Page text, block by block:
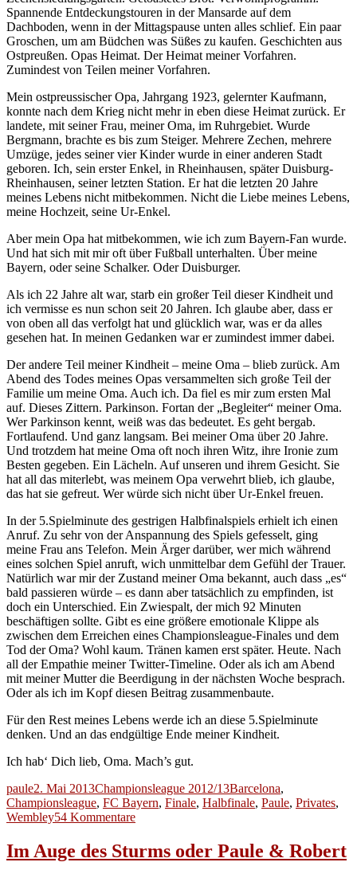
Spannende Entdeckungstouren in der Mansarde auf dem
Dachboden, wenn in der Mittagspause unten alles schlief. Ein paar
Groschen, um am Büdchen was Süßes zu kaufen. Geschichten aus
Ostpreußen. Opas Heimat. Der Heimat meiner Vorfahren.
Zumindest von Teilen meiner Vorfahren.
Mein ostpreussischer Opa, Jahrgang 1923, gelernter Kaufmann,
konnte nach dem Krieg nicht mehr in eben diese Heimat zurück. Er
landete, mit seiner Frau, meiner Oma, im Ruhrgebiet. Wurde
Bergmann, brachte es bis zum Steiger. Mehrere Zechen, mehrere
Umzüge, jedes seiner vier Kinder wurde in einer anderen Stadt
geboren. Ich, sein erster Enkel, in Rheinhausen, später Duisburg-
Rheinhausen, seiner letzten Station. Er hat die letzten 20 Jahre
meines Lebens nicht mitbekommen. Nicht die Liebe meines Lebens,
meine Hochzeit, seine Ur-Enkel.
Aber mein Opa hat mitbekommen, wie ich zum Bayern-Fan wurde.
Und hat sich mit mir oft über Fußball unterhalten. Über meine
Bayern, oder seine Schalker. Oder Duisburger.
Als ich 22 Jahre alt war, starb ein großer Teil dieser Kindheit und
ich vermisse es nun schon seit 20 Jahren. Ich glaube aber, dass er
von oben all das verfolgt hat und glücklich war, was er da alles
gesehen hat. In meinen Gedanken war er zumindest immer dabei.
Der andere Teil meiner Kindheit – meine Oma – blieb zurück. Am
Abend des Todes meines Opas versammelten sich große Teil der
Familie um meine Oma. Auch ich. Da fiel es mir zum ersten Mal
auf. Dieses Zittern. Parkinson. Fortan der „Begleiter“ meiner Oma.
Wer Parkinson kennt, weiß was das bedeutet. Es geht bergab.
Fortlaufend. Und ganz langsam. Bei meiner Oma über 20 Jahre.
Und trotzdem hat meine Oma oft noch ihren Witz, ihre Ironie zum
Besten gegeben. Ein Lächeln. Auf unseren und ihrem Gesicht. Sie
hat all das miterlebt, was meinem Opa verwehrt blieb, ich glaube,
das hat sie gefreut. Wer würde sich nicht über Ur-Enkel freuen.
In der 5.Spielminute des gestrigen Halbfinalspiels erhielt ich einen
Anruf. Zu sehr von der Anspannung des Spiels gefesselt, ging
meine Frau ans Telefon. Mein Ärger darüber, wer mich während
eines solchen Spiel anruft, wich unmittelbar dem Gefühl der Trauer.
Natürlich war mir der Zustand meiner Oma bekannt, auch dass „es“
bald passieren würde – es dann aber tatsächlich zu empfinden, ist
doch ein Unterschied. Ein Zwiespalt, der mich 92 Minuten
beschäftigen sollte. Gibt es eine größere emotionale Klippe als
zwischen dem Erreichen eines Championsleague-Finales und dem
Tod der Oma? Wohl kaum. Tränen kamen erst später. Heute. Nach
all der Empathie meiner Twitter-Timeline. Oder als ich am Abend
mit meiner Mutter die Beerdigung in der nächsten Woche besprach.
Oder als ich im Kopf diesen Beitrag zusammenbaute.
Für den Rest meines Lebens werde ich an diese 5.Spielminute
denken. Und an das endgültige Ende meiner Kindheit.
Ich hab‘ Dich lieb, Oma. Mach’s gut.
Autor
pauleVeröffentlicht
am
2. Mai 2013Kategorien
Championsleague 2012/13Schlagwörter
Barcelona,
Championsleague, FC Bayern, Finale, Halbfinale, Paule, Privates,
Wembley54 Kommentarezu
Thomas,
Im Auge des Sturms oder Paule & Robert